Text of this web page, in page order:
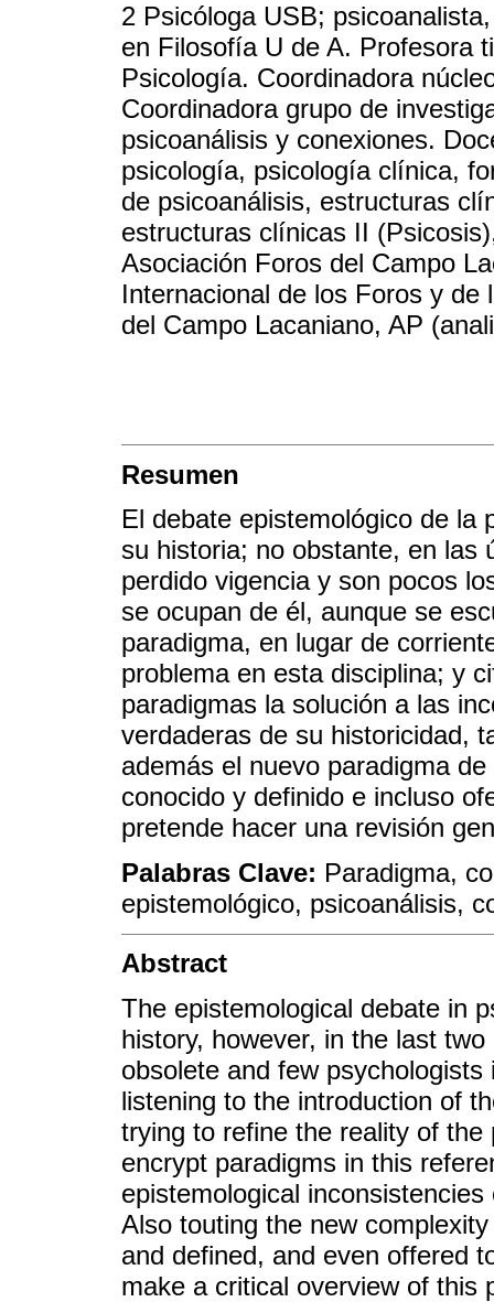
2 Psicóloga USB;
en Filosofía U de A. Profesora
Psicología. Coordinadora
Coordinadora grupo de
psicoanálisis y conexiones.
psicología, psicología clínica,
de psicoanálisis, estructuras
estructuras clínicas II
Asociación Foros del Campo
Internacional de los Foros y
del Campo Lacaniano, AP
Resumen
El debate epistemológico de la
su historia; no obstante, en las
perdido vigencia y son pocos
se ocupan de él, aunque se
paradigma, en lugar de
problema en esta disciplina; y
paradigmas la solución a las
verdaderas de su historicidad,
además el nuevo paradigma
conocido y definido e incluso
pretende hacer una revisión
Palabras Clave: Paradigma,
epistemológico, psicoanálisis,
Abstract
The epistemological debate in
history, however, in the last
obsolete and few
listening to the introduction of
trying to refine the reality of
encrypt paradigms in this
epistemological
Also touting the new
and defined, and even offered
make a critical overview of this